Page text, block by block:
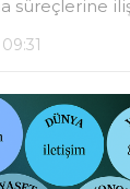
süreçlerine